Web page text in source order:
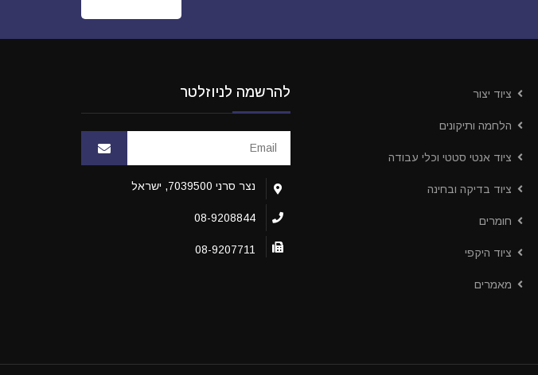
ציוד יצור
הלחמה ותיקונים
ציוד אנטי סטטי וכלי עבודה
ציוד בדיקה ובחינה
חומרים
ציוד היקפי
מאמרים
להרשמה לניוזלטר
נצר סרני 7039500, ישראל
08-9208844
08-9207711